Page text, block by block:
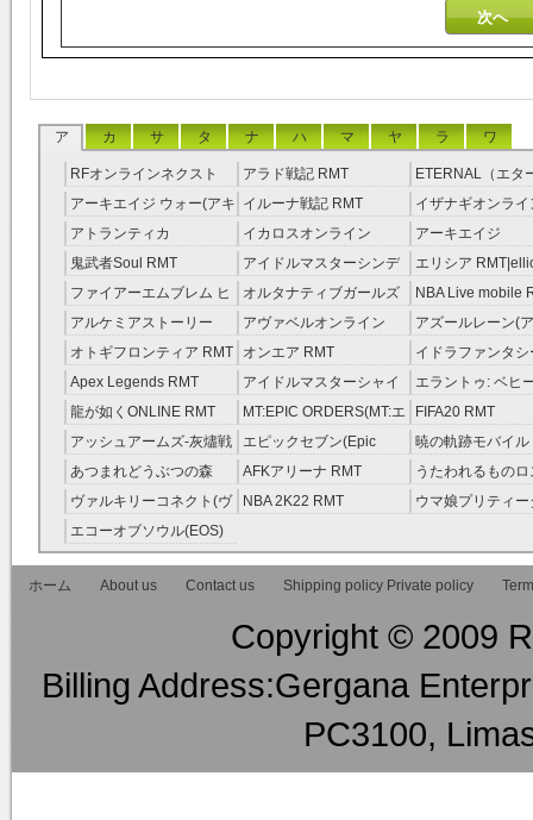
ア カ サ タ ナ ハ マ ヤ ラ ワ
RFオンラインネクスト
RMT
アラド戦記 RMT
ETERNAL（エタ
RMT
アーキエイジ ウォー(アキ
ウオ) RMT
イルーナ戦記 RMT
イザナギオンライ
アトランティカ
RMT|Atlantica RMT
イカロスオンライン
RMT（予約制）
アーキエイジ
RMT|ArcheAge
約制）
鬼武者Soul RMT
アイドルマスターシンデ
レラガールズ(モバマス)
RMT
エリシア
RMT
ファイアーエムブレム ヒ
ーローズ(FEヒーローズ)
RMT
オルタナティブガールズ
RMT
NBA Live mobile
アルケミアストーリー
（アルスト） RMT
アヴァベルオンライン
RMT
アズールレーン(
RMT
オトギフロンティア RMT オンエア RMT
イドラファンタシ
ーサーガ RMT
Apex Legends RMT
アイドルマスターシャイ
ニーカラーズ(シャニマス)
RMT
エラントゥ: ベヒ
ピリット RMT
龍が如くONLINE RMT
MT:EPIC ORDERS(MT:エ
ピック・オーダーズ)
RMT
FIFA20 RMT
アッシュアームズ‐灰燼戦
線 RMT
エピックセブン(Epic
Seven) RMT
暁の軌跡モバイル
伝説 ） RMT
あつまれどうぶつの森
RMT
AFKアリーナ RMT
うたわれるもの
ラグ(ロスフラ)
ヴァルキリーコネクト(ヴ
ァルコネ) RMT
NBA 2K22 RMT
ウマ娘プリティー
エコーオブソウル(EOS)
RMT
ホーム
About us Contact us Shipping policy Private policy
Copyright © 2009
Billing Address:Gergana
PC3100,